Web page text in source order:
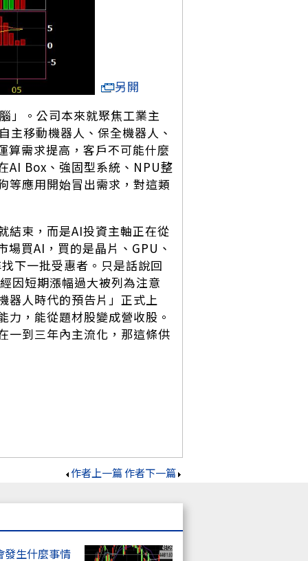
另開
」。公司本來就聚焦工業主
主移動機器人、保全機器人、
算需求提高，客戶不可能什麼
AI Box、強固型系統、NPU整
等應用開始冒出需求，對這類
結束，而是AI投資主軸正在從
買AI，買的是晶片、GPU、
下一批受惠者。只是話說回
因短期漲幅過大被列為注意
器人時代的預告片」正式上
，能從題材股變成營收股。
一到三年內主流化，那這條供
作者上一篇作者下一篇
發生什麼事情